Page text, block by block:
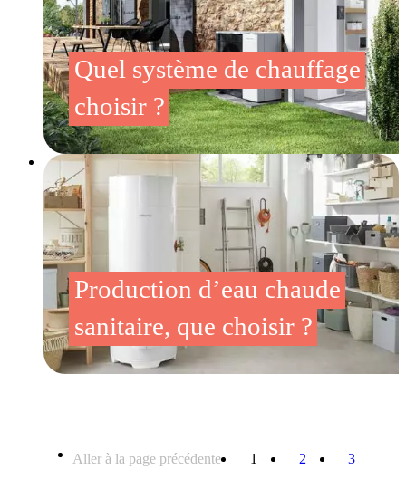
Quel système de chauffage
choisir ?
Production d’eau chaude
sanitaire, que choisir ?
Aller à la page précédente 1 2 3